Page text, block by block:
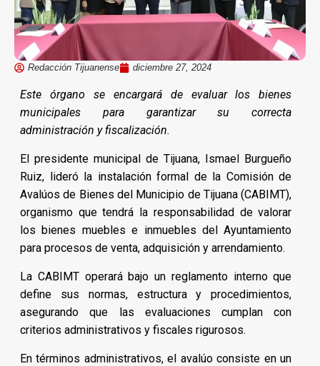
Redacción Tijuanense diciembre 27, 2024
Este órgano se encargará de evaluar los bienes
municipales para garantizar su correcta
administración y fiscalización.
El presidente municipal de Tijuana, Ismael Burgueño
Ruiz, lideró la instalación formal de la Comisión de
Avalúos de Bienes del Municipio de Tijuana (CABIMT),
organismo que tendrá la responsabilidad de valorar
los bienes muebles e inmuebles del Ayuntamiento
para procesos de venta, adquisición y arrendamiento.
La CABIMT operará bajo un reglamento interno que
define sus normas, estructura y procedimientos,
asegurando que las evaluaciones cumplan con
criterios administrativos y fiscales rigurosos.
En términos administrativos, el avalúo consiste en un